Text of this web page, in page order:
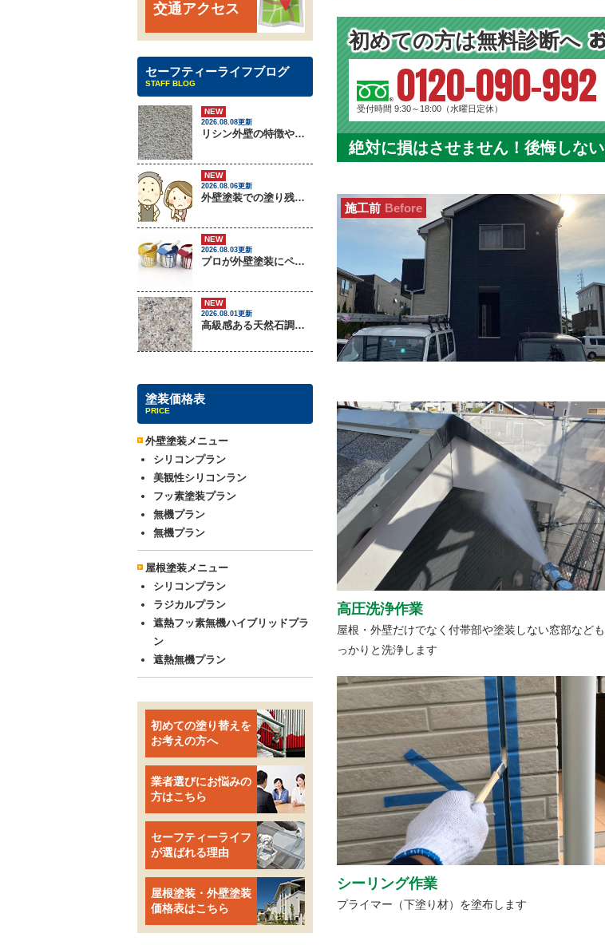
初めての方は無料診断へ
0120-090-992
受付時間 9:30～18:00（水曜日定休）
絶対に損はさせません！後悔しな
施工前 Before
高圧洗浄作業
屋根・外壁だけでなく付帯部や塗装しない窓部など
っかりと洗浄します
シーリング作業
プライマー（下塗り材）を塗布します
交通アクセス
セーフティーライフブログ
STAFF BLOG
NEW
2026.08.08更新
リシン外壁の特徴やメンテナンス方法を紹介！
NEW
2026.08.06更新
外壁塗装での塗り残しトラブルについて
NEW
2026.08.03更新
プロが外壁塗装にペンキをしない理由
NEW
2026.08.01更新
高級感ある天然石調外壁について
塗装価格表
PRICE
外壁塗装メニュー
シリコンプラン
美観性シリコンラン
フッ素塗装プラン
無機プラン
無機プラン
屋根塗装メニュー
シリコンプラン
ラジカルプラン
遮熱フッ素無機ハイブリッドプラ
ン
遮熱無機プラン
初めての塗り替えを
お考えの方へ
業者選びにお悩みの
方はこちら
セーフティーライフ
が選ばれる理由
屋根塗装・外壁塗装
価格表はこちら